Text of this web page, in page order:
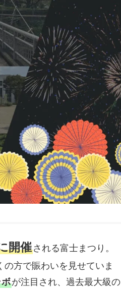
開催 される富士まつり。
の方で賑わいを見せていま
が注目され、過去最大級の